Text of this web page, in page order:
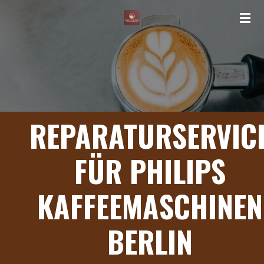
FÜR PHILIPS
KAFFEEMASCHINEN
BERLIN